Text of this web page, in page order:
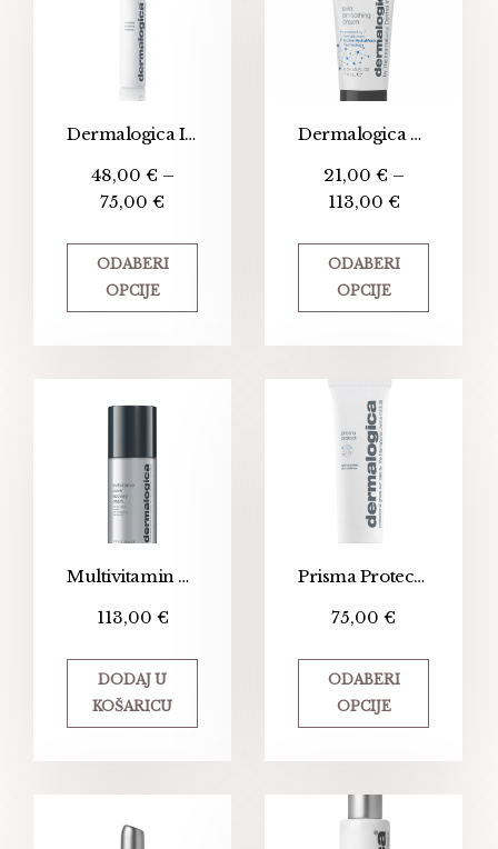
Dermalogica Intensive Moisture Cleanser
48,00 € –
75,00 €
ODABERI
OPCIJE
Dermalogica Skin Smoothing Cream 2.0 – Hidratantna i zaglađujuća krema
21,00 € –
113,00 €
ODABERI
OPCIJE
Multivitamin Power Recovery Cream
113,00 €
DODAJ U
KOŠARICU
Prisma Protect SPF30 – hidratantna krema sa zaštitnim faktorom
75,00 €
ODABERI
OPCIJE